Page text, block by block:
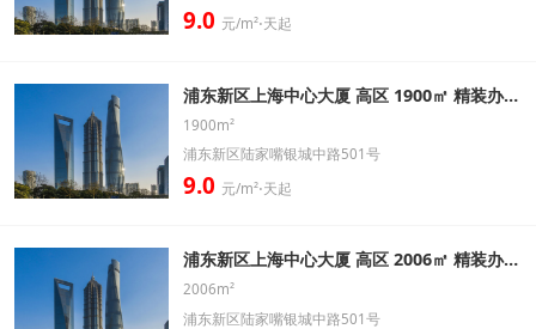
9.0 元/m²⋅天起
浦东新区上海中心大厦 高区 1900㎡ 精装办公室出租信息
1900m²
浦东新区陆家嘴银城中路501号
9.0 元/m²⋅天起
浦东新区上海中心大厦 高区 2006㎡ 精装办公室出租信息
2006m²
浦东新区陆家嘴银城中路501号